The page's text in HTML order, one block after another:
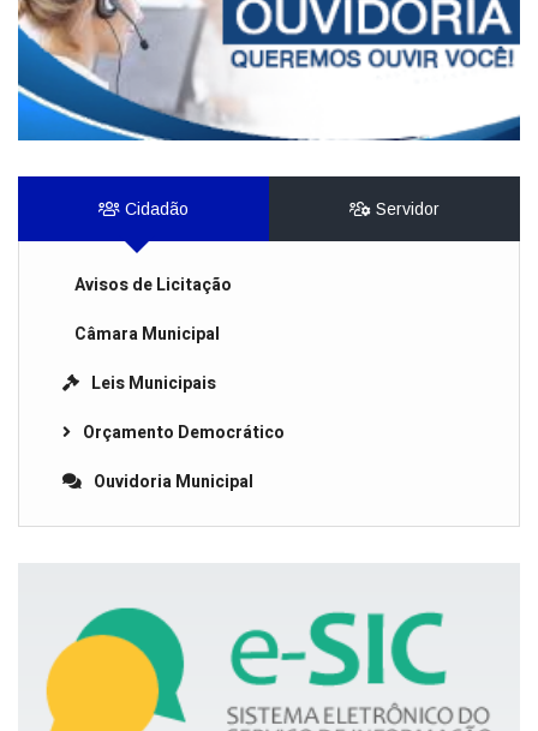
Cidadão Servidor
Avisos de Licitação
Câmara Municipal
Leis Municipais
Orçamento Democrático
Ouvidoria Municipal